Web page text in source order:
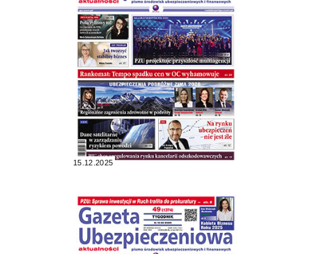
15.12.2025